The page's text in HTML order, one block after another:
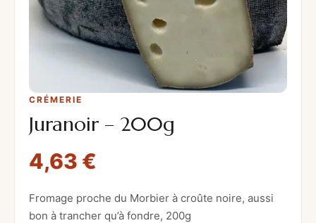
CRÉMERIE
Juranoir – 200g
4,63 €
Fromage proche du Morbier à croûte noire, aussi
bon à trancher qu’à fondre, 200g